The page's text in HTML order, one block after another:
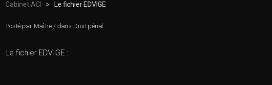
Cabinet ACI > Le fichier EDVIGE
Posté par Maître / dans Droit pénal
Le fichier EDVIGE :